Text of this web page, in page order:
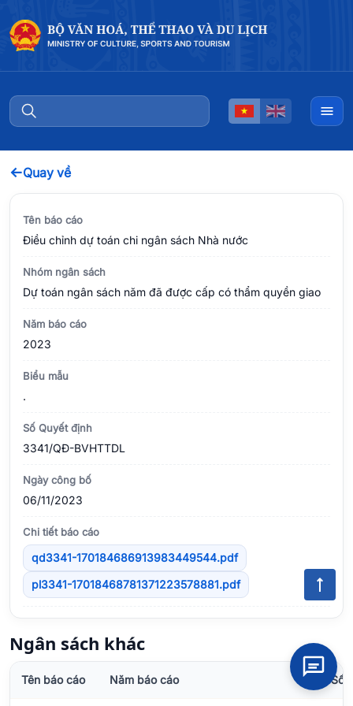
←Quay về
Tên báo cáo
Điều chỉnh dự toán chi ngân sách Nhà nước
Nhóm ngân sách
Dự toán ngân sách năm đã được cấp có thẩm quyền giao
Năm báo cáo
2023
Biểu mẫu
.
Số Quyết định
3341/QÐ-BVHTTDL
Ngày công bố
06/11/2023
Chi tiết báo cáo
qd3341-170184686913983449544.pdf
pl3341-17018468781371223578881.pdf
Ngân sách khác
Tên báo cáo Năm báo cáo Số